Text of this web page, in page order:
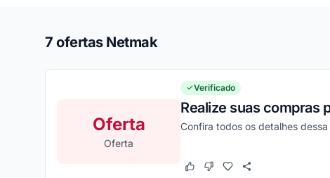
7 ofertas Netmak
Oferta
Oferta
Verificado
Realize suas compras
Confira todos os detalhes
Este cupom funcionou
Este cupom não funcionou